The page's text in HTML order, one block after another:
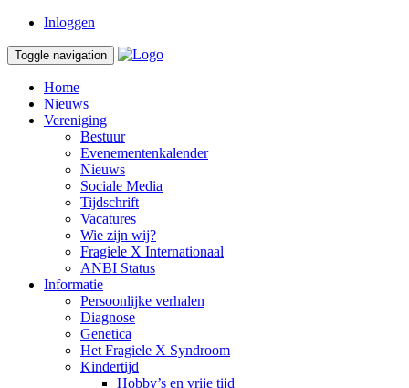
Inloggen
Toggle navigation
Home
Nieuws
Vereniging
Bestuur
Evenementenkalender
Nieuws
Sociale Media
Tijdschrift
Vacatures
Wie zijn wij?
Fragiele X Internationaal
ANBI Status
Informatie
Persoonlijke verhalen
Diagnose
Genetica
Het Fragiele X Syndroom
Kindertijd
Hobby’s en vrije tijd